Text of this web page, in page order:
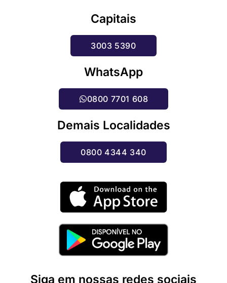
Capitais
3003 5390
WhatsApp
0800 7701 608
Demais Localidades
0800 4344 340
Siga em nossas redes sociais